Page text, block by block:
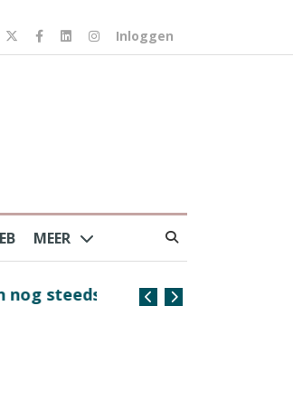
Inloggen
MEER
steeds
Coffee with the